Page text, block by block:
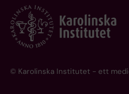
© Karolinska Institutet - ett